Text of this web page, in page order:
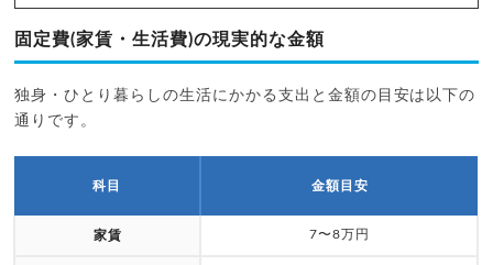
固定費(家賃・生活費)の現実的な金額
独身・ひとり暮らしの生活にかかる支出と金額の目安は以下の
通りです。
科目 金額目安
家賃 7〜8万円